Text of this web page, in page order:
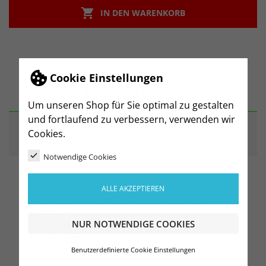
Cookie Einstellungen
Um unseren Shop für Sie optimal zu gestalten
und fortlaufend zu verbessern, verwenden wir
Cookies.
Notwendige Cookies
ALLE AKZEPTIEREN
NUR NOTWENDIGE COOKIES
Benutzerdefinierte Cookie Einstellungen
 IN DEN WARENKORB
zwei große Seitentaschen
verstellbarer, gepolsterter Schultergurt für hohen
Schultergurt ist abnehmbar